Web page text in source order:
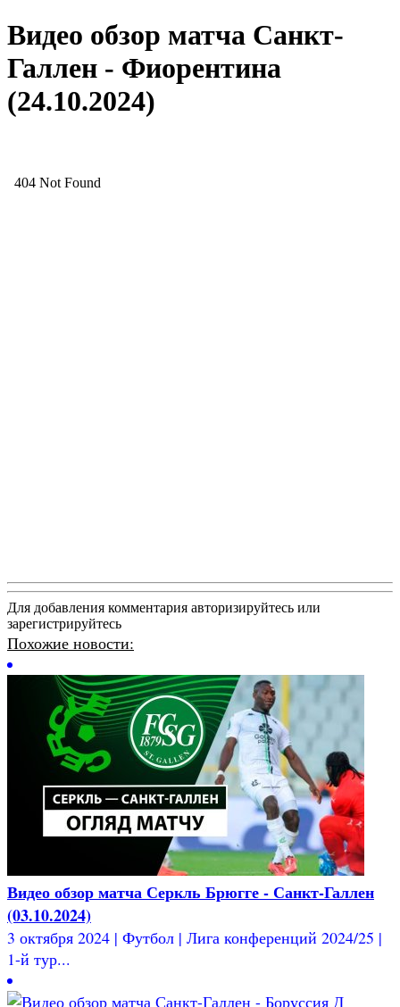
Видео обзор матча Санкт-
Галлен - Фиорентина
(24.10.2024)
Для добавления комментария авторизируйтесь или
зарегистрируйтесь
Похожие новости:
Видео обзор матча Серкль Брюгге - Санкт-Галлен
(03.10.2024)
3 октября 2024 | Футбол | Лига конференций 2024/25 |
1-й тур...